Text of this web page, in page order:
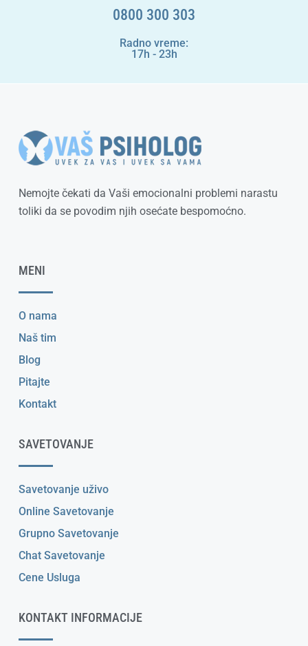
0800 300 303
Radno vreme:
17h - 23h
Nemojte čekati da Vaši emocionalni problemi narastu
toliki da se povodim njih osećate bespomoćno.
MENI
O nama
Naš tim
Blog
Pitajte
Kontakt
SAVETOVANJE
Savetovanje uživo
Online Savetovanje
Grupno Savetovanje
Chat Savetovanje
Cene Usluga
KONTAKT INFORMACIJE